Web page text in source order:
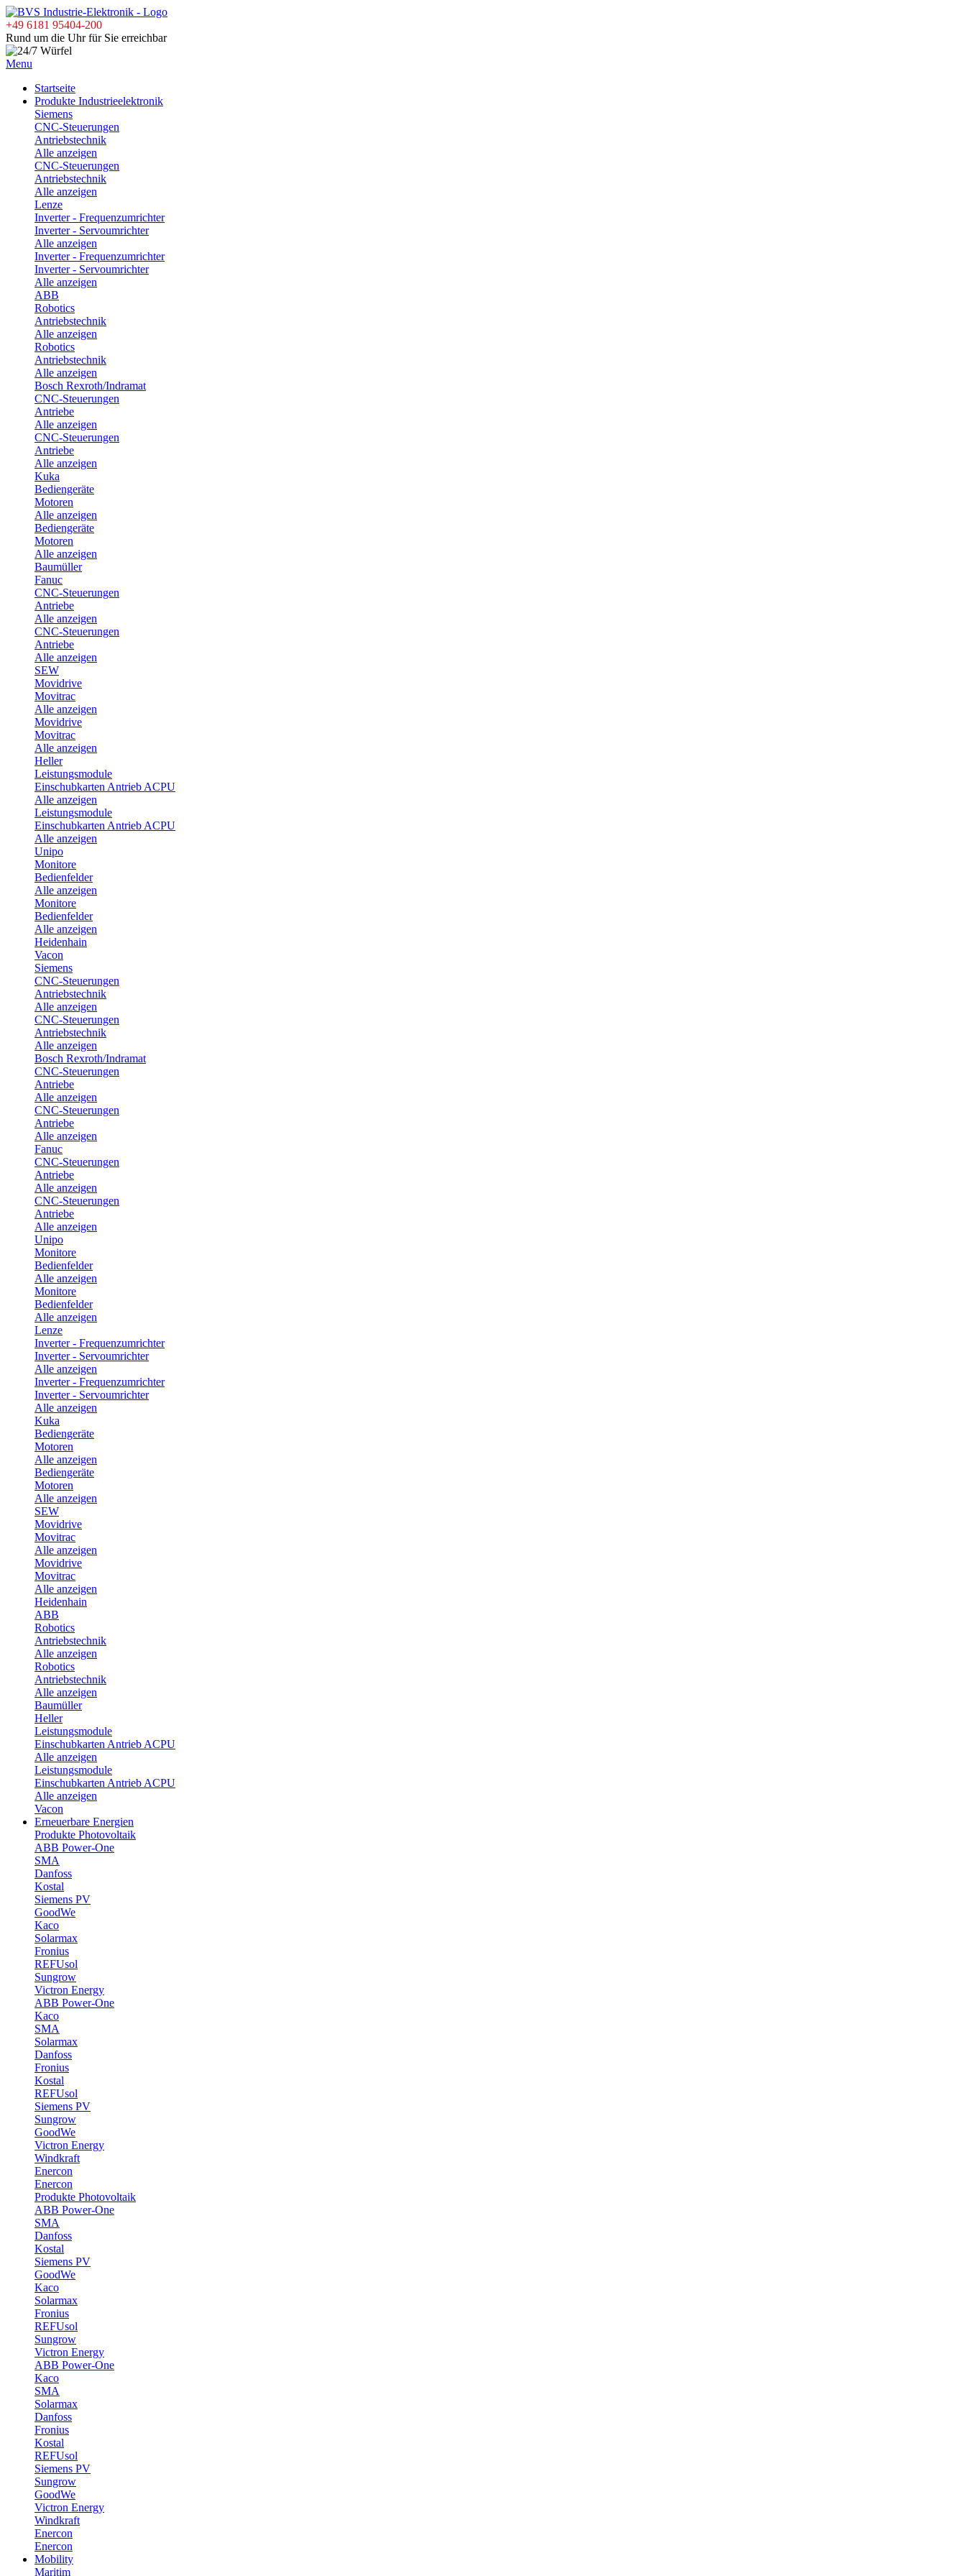
+49 6181 95404-200
Rund um die Uhr für Sie erreichbar
Menu
Startseite
Produkte Industrieelektronik
Siemens
CNC-Steuerungen
Antriebstechnik
Alle anzeigen
CNC-Steuerungen
Antriebstechnik
Alle anzeigen
Lenze
Inverter - Frequenzumrichter
Inverter - Servoumrichter
Alle anzeigen
Inverter - Frequenzumrichter
Inverter - Servoumrichter
Alle anzeigen
ABB
Robotics
Antriebstechnik
Alle anzeigen
Robotics
Antriebstechnik
Alle anzeigen
Bosch Rexroth/Indramat
CNC-Steuerungen
Antriebe
Alle anzeigen
CNC-Steuerungen
Antriebe
Alle anzeigen
Kuka
Bediengeräte
Motoren
Alle anzeigen
Bediengeräte
Motoren
Alle anzeigen
Baumüller
Fanuc
CNC-Steuerungen
Antriebe
Alle anzeigen
CNC-Steuerungen
Antriebe
Alle anzeigen
SEW
Movidrive
Movitrac
Alle anzeigen
Movidrive
Movitrac
Alle anzeigen
Heller
Leistungsmodule
Einschubkarten Antrieb ACPU
Alle anzeigen
Leistungsmodule
Einschubkarten Antrieb ACPU
Alle anzeigen
Unipo
Monitore
Bedienfelder
Alle anzeigen
Monitore
Bedienfelder
Alle anzeigen
Heidenhain
Vacon
Siemens
CNC-Steuerungen
Antriebstechnik
Alle anzeigen
CNC-Steuerungen
Antriebstechnik
Alle anzeigen
Bosch Rexroth/Indramat
CNC-Steuerungen
Antriebe
Alle anzeigen
CNC-Steuerungen
Antriebe
Alle anzeigen
Fanuc
CNC-Steuerungen
Antriebe
Alle anzeigen
CNC-Steuerungen
Antriebe
Alle anzeigen
Unipo
Monitore
Bedienfelder
Alle anzeigen
Monitore
Bedienfelder
Alle anzeigen
Lenze
Inverter - Frequenzumrichter
Inverter - Servoumrichter
Alle anzeigen
Inverter - Frequenzumrichter
Inverter - Servoumrichter
Alle anzeigen
Kuka
Bediengeräte
Motoren
Alle anzeigen
Bediengeräte
Motoren
Alle anzeigen
SEW
Movidrive
Movitrac
Alle anzeigen
Movidrive
Movitrac
Alle anzeigen
Heidenhain
ABB
Robotics
Antriebstechnik
Alle anzeigen
Robotics
Antriebstechnik
Alle anzeigen
Baumüller
Heller
Leistungsmodule
Einschubkarten Antrieb ACPU
Alle anzeigen
Leistungsmodule
Einschubkarten Antrieb ACPU
Alle anzeigen
Vacon
Erneuerbare Energien
Produkte Photovoltaik
ABB Power-One
SMA
Danfoss
Kostal
Siemens PV
GoodWe
Kaco
Solarmax
Fronius
REFUsol
Sungrow
Victron Energy
ABB Power-One
Kaco
SMA
Solarmax
Danfoss
Fronius
Kostal
REFUsol
Siemens PV
Sungrow
GoodWe
Victron Energy
Windkraft
Enercon
Enercon
Produkte Photovoltaik
ABB Power-One
SMA
Danfoss
Kostal
Siemens PV
GoodWe
Kaco
Solarmax
Fronius
REFUsol
Sungrow
Victron Energy
ABB Power-One
Kaco
SMA
Solarmax
Danfoss
Fronius
Kostal
REFUsol
Siemens PV
Sungrow
GoodWe
Victron Energy
Windkraft
Enercon
Enercon
Mobility
Maritim